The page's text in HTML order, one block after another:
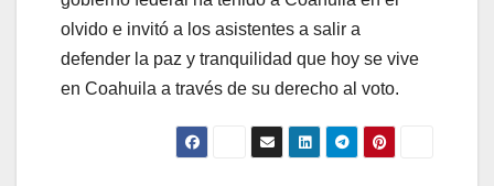
olvido e invitó a los asistentes a salir a
defender la paz y tranquilidad que hoy se vive
en Coahuila a través de su derecho al voto.